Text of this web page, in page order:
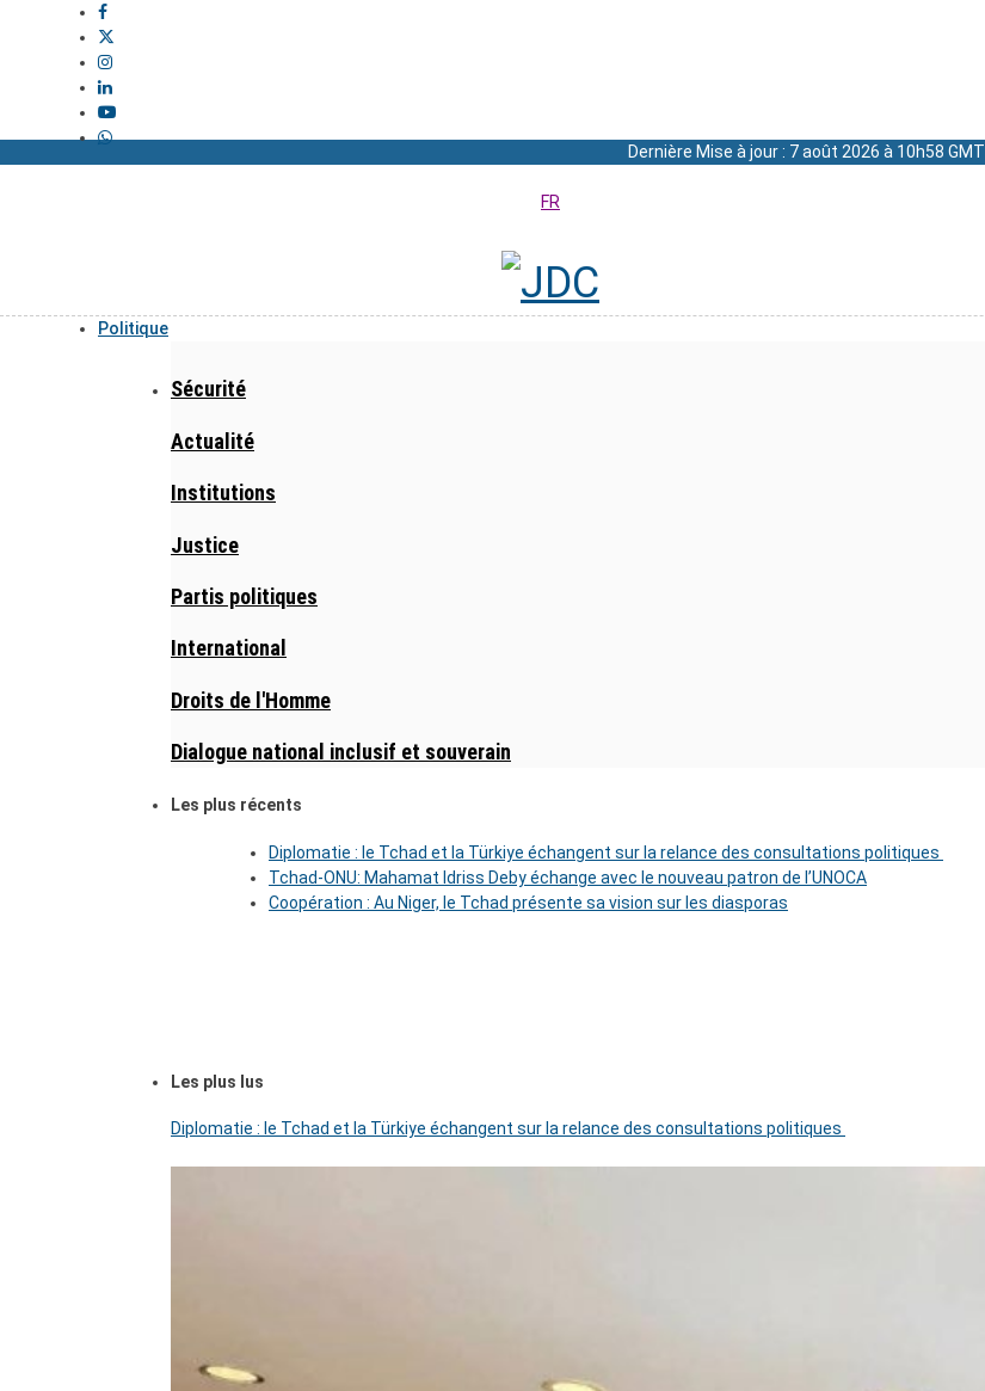
Dernière Mise à jour : 7 août 2026 à 10h58 GMT
FR
Politique
Sécurité
Actualité
Institutions
Justice
Partis politiques
International
Droits de l'Homme
Dialogue national inclusif et souverain
Les plus récents
Diplomatie : le Tchad et la Türkiye échangent sur la relance des consultations politiques
Tchad-ONU: Mahamat Idriss Deby échange avec le nouveau patron de l’UNOCA
Coopération : Au Niger, le Tchad présente sa vision sur les diasporas
Les plus lus
Diplomatie : le Tchad et la Türkiye échangent sur la relance des consultations politiques